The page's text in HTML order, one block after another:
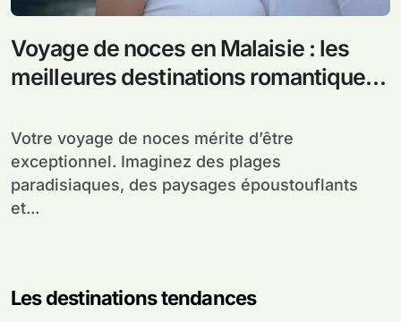
Voyage de noces en Malaisie : les
meilleures destinations romantiques
inoubliable
Votre voyage de noces mérite d’être
exceptionnel. Imaginez des plages
paradisiaques, des paysages époustouflants
et...
Les destinations tendances